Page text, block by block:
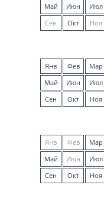
Май
Июн Июл
Сен
Окт Ноя
Янв Фев Мар
Май
Июн Июл
Сен
Окт Ноя
Янв Фев Мар
Май
Июн Июл
Сен
Окт Ноя